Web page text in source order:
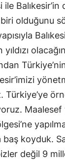
ile Balıkesir’in
olduğunu
Türkiye’ye
Maalesef
baş koyduk.
değil 9